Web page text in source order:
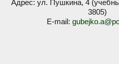
Адрес: ул. Пушкина, 4
3805)
E-mail: